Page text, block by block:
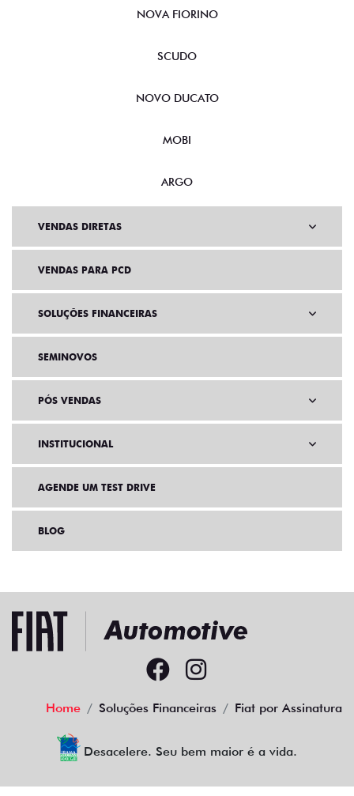
NOVA FIORINO
SCUDO
NOVO DUCATO
MOBI
ARGO
VENDAS DIRETAS
VENDAS PARA PCD
SOLUÇÕES FINANCEIRAS
SEMINOVOS
PÓS VENDAS
INSTITUCIONAL
AGENDE UM TEST DRIVE
BLOG
Home Soluções Financeiras Fiat por Assinatura
Desacelere. Seu bem maior é a vida.